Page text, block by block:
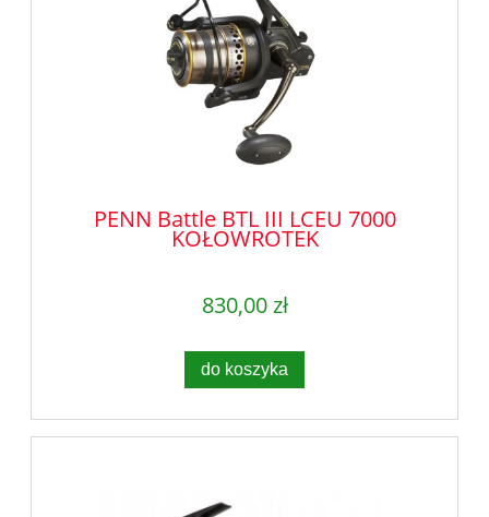
PENN Battle BTL III LCEU 7000
KOŁOWROTEK
830,00 zł
do koszyka